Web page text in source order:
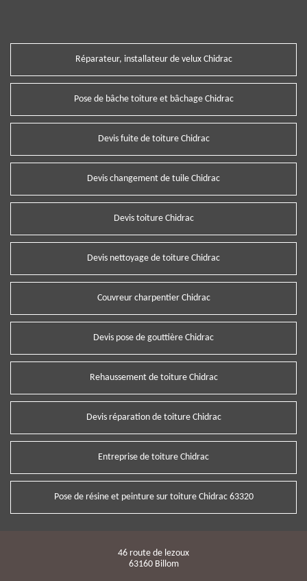
Réparateur, installateur de velux Chidrac
Pose de bâche toiture et bâchage Chidrac
Devis fuite de toiture Chidrac
Devis changement de tuile Chidrac
Devis toiture Chidrac
Devis nettoyage de toiture Chidrac
Couvreur charpentier Chidrac
Devis pose de gouttière Chidrac
Rehaussement de toiture Chidrac
Devis réparation de toiture Chidrac
Entreprise de toiture Chidrac
Pose de résine et peinture sur toiture Chidrac 63320
46 route de lezoux
63160 Billom